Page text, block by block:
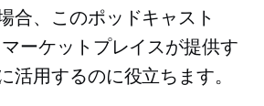
合、このポッドキャスト
ーケットプレイスが提供す
活用するのに役立ちます。